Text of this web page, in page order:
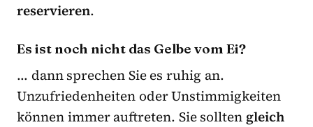
reservieren.
Es ist noch nicht das Gelbe vom Ei?
… dann sprechen Sie es ruhig an.
Unzufriedenheiten oder Unstimmigkeiten
können immer auftreten. Sie sollten gleich